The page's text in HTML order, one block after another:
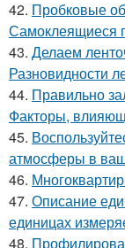
42. Пробковые
Самоклеящиеся
43. Делаем
Разновидности
44. Правильно
Факторы,
45.
атмосферы в
46.
47. Описание
единицах
48.